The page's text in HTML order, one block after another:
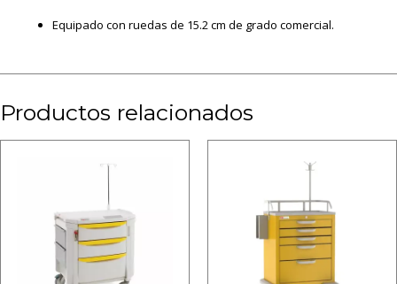
Equipado con ruedas de 15.2 cm de grado comercial.
Productos relacionados